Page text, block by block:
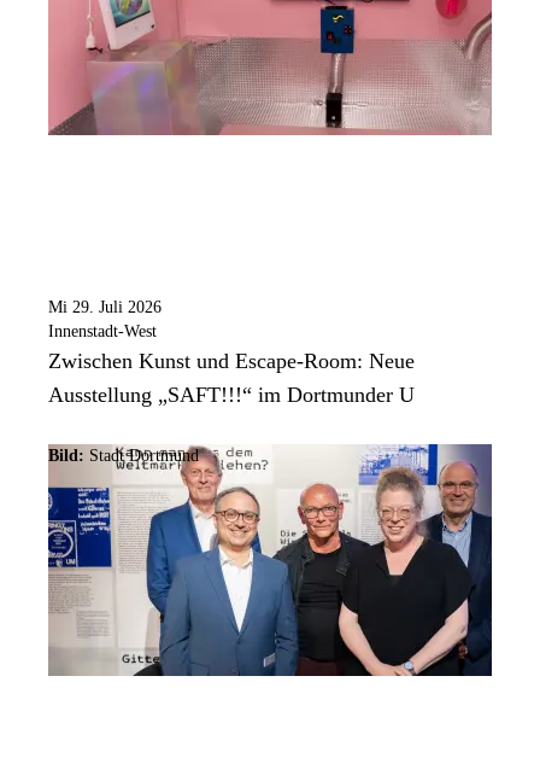
Mi 29. Juli 2026
Innenstadt-West
Zwischen Kunst und Escape-Room: Neue
Ausstellung „SAFT!!!“ im Dortmunder U
Bild: Stadt Dortmund